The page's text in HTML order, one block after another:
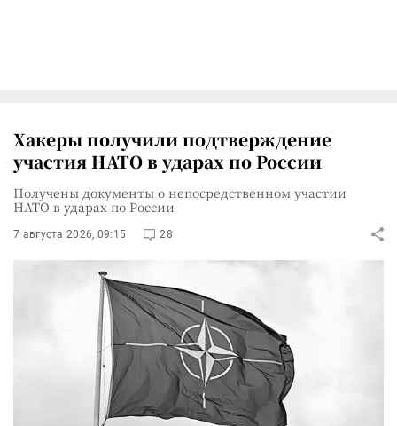
Хакеры получили подтверждение
участия НАТО в ударах по России
Получены документы о непосредственном участии
НАТО в ударах по России
7 августа 2026, 09:15 28